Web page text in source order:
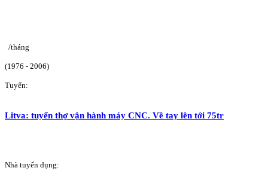
/tháng
(1976 - 2006)
Tuyển:
Litva: tuyển thợ vận hành máy CNC. Về tay lên tới 75tr
Nhà tuyển dụng: